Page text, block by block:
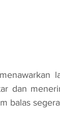
dan
balas